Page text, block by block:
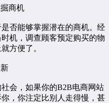
商机
否能够掌握潜在的商机。经
机，调查顾客预定购买的物
方便了。
会，如果你的B2B电商网站
，你注定比别人走得慢，甚